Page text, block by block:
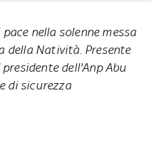
nella solenne messa
della Natività. Presente
dell'Anp Abu
di sicurezza